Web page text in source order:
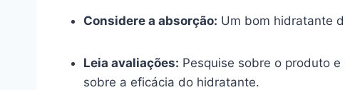
Considere a absorção: Um bom hidratante
Leia avaliações: Pesquise sobre o produto
sobre a eficácia do hidratante.